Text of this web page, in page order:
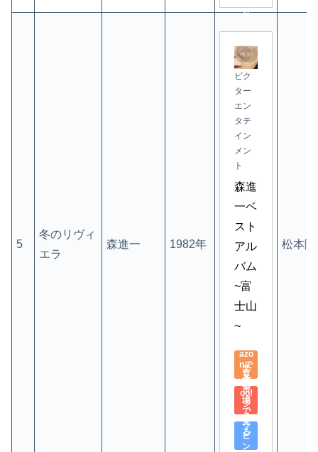
見
5
冬のリヴィ
エラ
森進一 1982年
ビク
ター
エン
タテ
イン
メン
ト
森進
一ベ
スト
アル
バム
~富
士山
~
azo
nで
見
る
楽
天
市
場
で
見
る
Yah
oo!
シ
ョ
ッ
ピ
ン
松本隆